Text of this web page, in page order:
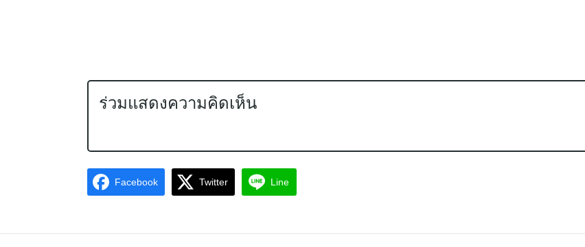
ร่วมแสดงความคิดเห็น
Facebook Twitter Line